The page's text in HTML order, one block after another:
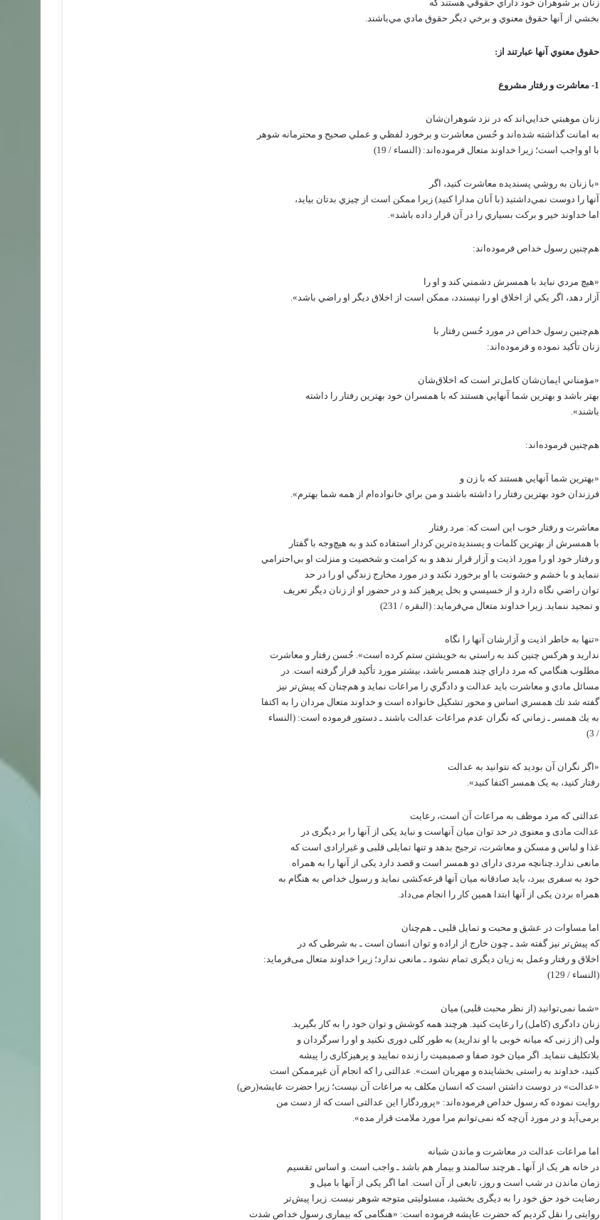
زنان بر شوهران خود داراي حقوقي هستند كه
بخشي از آنها حقوق معنوي و برخي ديگر حقوق مادي مي‌باشند.
حقوق معنوي آ‌نها عبارتند از:
1- معاشرت و رفتار مشروع
زنان موهبتي خدايي‌اند كه در نزد شوهران‌شان
به امانت گذاشته شده‌اند و حُسن معاشرت و برخورد لفظي و عملي صحيح و محترمانه شوهر
با او واجب است؛ زيرا خداوند متعال فرموده‌اند: (النساء / 19)
«با زنان به روشي پسنديده معاشرت كنيد، اگر
آنها را دوست نمي‌داشتيد (با آنان مدارا كنيد) زيرا ممكن است از چيزي بدتان بيايد،
اما خداوند خير و بركت بسياري را در آن قرار داده باشد».
هم‌چنين رسول خداص فرموده‌اند:
«هيچ مردي نبايد با همسرش دشمني كند و او را
آزار دهد، اگر يكي از اخلاق او را نپسندد، ممكن است از اخلاق ديگر او راضي باشد».
هم‌چنين رسول خداص در مورد حُسن رفتار با
زنان تأكيد نموده و فرموده‌اند:
«مؤمناني ايمان‌شان كامل‌تر است كه اخلاق‌شان
بهتر باشد و بهترين شما آنهايي هستند كه با همسران خود بهترين رفتار را داشته
باشند».
هم‌چنين فرموده‌اند:
«بهترين شما آنهايي هستند كه با زن و
فرزندان خود بهترين رفتار را داشته باشند و من براي خانواده‌ام از همه شما بهترم».
معاشرت و رفتار خوب اين است كه: مرد رفتار
با همسرش از بهترين كلمات و پسنديده‌ترين كردار استفاده كند و به هيچ‌وجه با گفتار
و رفتار خود او را مورد اذيت و آزار قرار ندهد و به كرامت و شخصيت و منزلت او بي‌احترامي
ننمايد و با خشم و خشونت با او برخورد نكند و در مورد مخارج زندگي او را در حد
توان راضي نگاه دارد و از خسيسي و بخل پرهيز كند و در حضور او از زنان ديگر تعريف
و تمجيد ننمايد. زيرا خداوند متعال مي‌فرمايد: (البقره / 231)
«تنها به خاطر اذيت و آزارشان آنها را نگاه
نداريد و هركس چنين كند به راستي به خويشتن ستم كرده است». حُسن رفتار و معاشرت
مطلوب هنگامي كه مرد داراي چند همسر باشد، بيشتر مورد تأكيد قرار گرفته است. در
مسائل مادي و معاشرت بايد عدالت و دادگري را مراعات نمايد و هم‌چنان كه پيش‌تر نيز
گفته شد تك همسري اساس و محور تشكيل خانواده است و خداوند متعال مردان را به اكتفا
به يك همسر ـ زماني كه نگران عدم مراعات عدالت باشند ـ دستور فرموده است: (النساء
/ 3)
«اگر نگران آن بودید که نتوانید به عدالت
رفتار کنید، به یک همسر اکتفا کنید».
عدالتی که مرد موظف به مراعات آن است، رعایت
عدالت مادی و معنوی در حد توان میان آنهاست و نباید یکی از آنها را بر دیگری در
غذا و لباس و مسکن و معاشرت، ترجیح بدهد و تنها تمایلی قلبی و غیرارادی است که
مانعی ندارد.چنانچه مردی دارای دو همسر است و قصد دارد یکی از آنها را به همراه
خود به سفری ببرد، باید صادقانه میان آنها قرعه‌کشی نماید و رسول خداص به هنگام به
همراه بردن یکی از آنها ابتدا همین کار را انجام می‌داد.
اما مساوات در عشق و محبت و تمایل قلبی ـ هم‌چنان‌
که پیش‌تر نیز گفته شد ـ چون خارج از اراده و توان انسان است ـ به شرطی که در
اخلاق و رفتار وعمل به زیان دیگری تمام نشود ـ مانعی ندارد؛ زیرا خداوند متعال می‌فرماید:
(النساء / 129)
«شما نمی‌توانید (از نظر محبت قلبی) میان
زنان دادگری (کامل) را رعایت کنید. هرچند همه کوشش و توان خود را به کار بگیرید.
ولی (از زنی که میانه خوبی با او ندارید) به طور کلی دوری نکنید و او را سرگردان و
بلاتکلیف ننماید. اگر میان خود صفا و صمیمیت را زنده نمایید و پرهیزکاری را پیشه
کنید، خداوند به راستی بخشاینده و مهربان است». عدالتی را که انجام آن غیرممکن است
«عدالت» در دوست داشتن است که انسان مکلف به مراعات آن نیست؛ زیرا حضرت عایشه(رض)
روایت نموده که رسول خداص فرموده‌اند: «پروردگارا این عدالتی است که از دست من
برمی‌آید و در مورد آن‌چه که نمی‌توانم مرا مورد ملامت قرار مده».
اما مراعات عدالت در معاشرت و ماندن شبانه
در خانه هر یک از آنها ـ هرچند سالمند و بیمار هم باشد ـ واجب است. و اساس تقسیم
زمان‌ ماندن در شب است و روز، تابعی از آن است. اما اگر یکی از آنها با میل و
رضایت خود حق خود را به دیگری بخشید، مسئولیتی متوجه شوهر نیست. زیرا پیش‌تر
روایتی را نقل کردیم که حضرت عایشه فرموده است: «هنگامی که بیماری رسول خداص شدت